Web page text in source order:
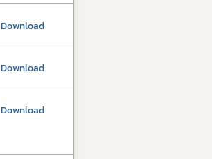
Download
Download
Download